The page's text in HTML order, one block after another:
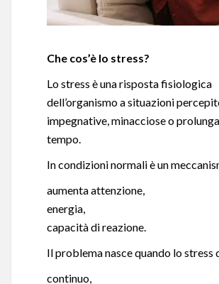
Che cos’è lo stress?
Lo stress è una risposta fisiologica
dell’organismo a situazioni
impegnative, minacciose o
tempo.
In condizioni normali è un
aumenta attenzione,
energia,
capacità di reazione.
Il problema nasce quando lo stress
continuo,